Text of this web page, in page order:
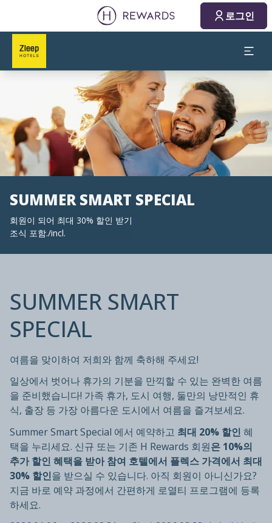
로그인
SUMMER SMART SPECIAL
회원이 되어 최대 30% 할인 받기
조식 포함./incl.
SUMMER SMART
SPECIAL
여름을 맞이하여 저희와 함께 축하해 주세요!
일상에서 벗어나 휴가의 기분을 만끽할 수 있는 완벽한 여름
을 준비했습니다! 가족 휴가, 도시 여행, 둘만의 낭만적인 휴
식, 출장 등 가장 아름다운 도시에서 여름을 즐겨보세요.
Summer Smart Special 에서 예약하고 최대 20% 할인 혜
택을 누리세요. 신규 또는 기존 H Rewards 회원은 10%의
추가 할인 혜택을 받아 참여 호텔에서 플렉스 가격에서 최대
30% 할인을 받으실 수 있습니다. 아직 회원이 아니신가요?
지금 바로 예약 과정에서 간편하게 로열티 프로그램에 등록
하세요.